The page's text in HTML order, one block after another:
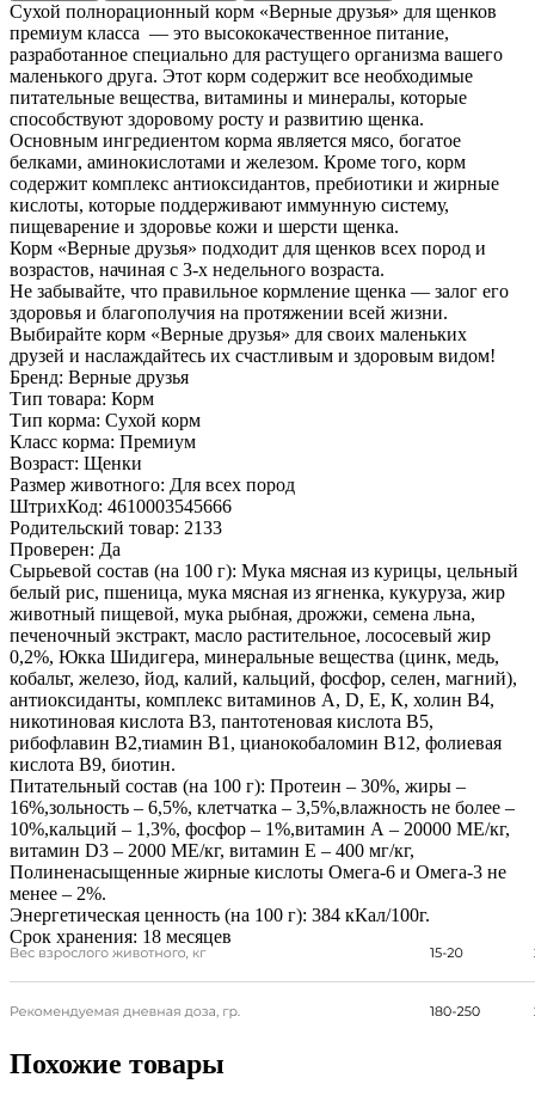
Сухой полнорационный корм «Верные друзья» для щенков
премиум класса — это высококачественное питание,
разработанное специально для растущего организма вашего
маленького друга. Этот корм содержит все необходимые
питательные вещества, витамины и минералы, которые
способствуют здоровому росту и развитию щенка.
Основным ингредиентом корма является мясо, богатое
белками, аминокислотами и железом. Кроме того, корм
содержит комплекс антиоксидантов, пребиотики и жирные
кислоты, которые поддерживают иммунную систему,
пищеварение и здоровье кожи и шерсти щенка.
Корм «Верные друзья» подходит для щенков всех пород и
возрастов, начиная с 3-х недельного возраста.
Не забывайте, что правильное кормление щенка — залог его
здоровья и благополучия на протяжении всей жизни.
Выбирайте корм «Верные друзья» для своих маленьких
друзей и наслаждайтесь их счастливым и здоровым видом!
Бренд: Верные друзья
Тип товара: Корм
Тип корма: Сухой корм
Класс корма: Премиум
Возраст: Щенки
Размер животного: Для всех пород
ШтрихКод: 4610003545666
Родительский товар: 2133
Проверен: Да
Сырьевой состав (на 100 г): Мука мясная из курицы, цельный
белый рис, пшеница, мука мясная из ягненка, кукуруза, жир
животный пищевой, мука рыбная, дрожжи, семена льна,
печеночный экстракт, масло растительное, лососевый жир
0,2%, Юкка Шидигера, минеральные вещества (цинк, медь,
кобальт, железо, йод, калий, кальций, фосфор, селен, магний),
антиоксиданты, комплекс витаминов А, D, Е, К, холин В4,
никотиновая кислота В3, пантотеновая кислота В5,
рибофлавин В2,тиамин В1, цианокобаломин В12, фолиевая
кислота В9, биотин.
Питательный состав (на 100 г): Протеин – 30%, жиры –
16%,зольность – 6,5%, клетчатка – 3,5%,влажность не более –
10%,кальций – 1,3%, фосфор – 1%,витамин А – 20000 МЕ/кг,
витамин D3 – 2000 МЕ/кг, витамин Е – 400 мг/кг,
Полиненасыщенные жирные кислоты Омега-6 и Омега-3 не
менее – 2%.
Энергетическая ценность (на 100 г): 384 кКал/100г.
Срок хранения: 18 месяцев
Похожие товары